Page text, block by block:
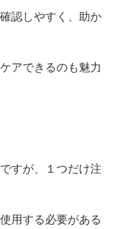
認しやすく、助か
アできるのも魅力
すが、１つだけ注
用する必要がある